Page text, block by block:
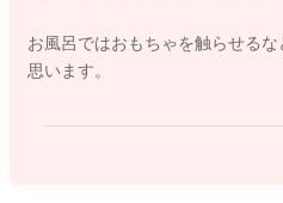
どうぞよろしくおねがいします。
お風呂ではおもちゃを触らせる
思います。